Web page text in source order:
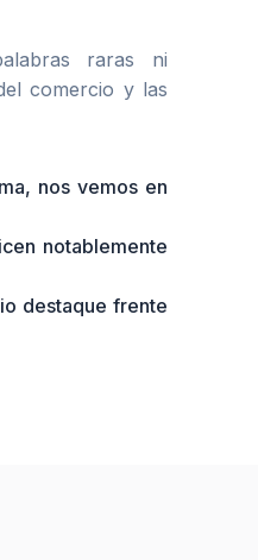
raras ni
comercio y las
nos vemos en
notablemente
destaque frente